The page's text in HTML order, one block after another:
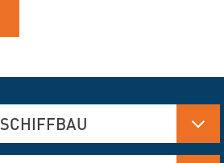
SCHIFFBAU